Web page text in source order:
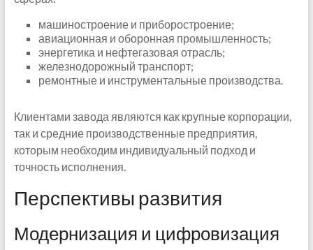
машиностроение и приборостроение;
авиационная и оборонная промышленность;
энергетика и нефтегазовая отрасль;
железнодорожный транспорт;
ремонтные и инструментальные производства.
Клиентами завода являются как крупные корпорации,
так и средние производственные предприятия,
которым необходим индивидуальный подход и
точность исполнения.
Перспективы развития
Модернизация и цифровизация